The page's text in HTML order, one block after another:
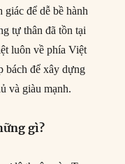
giác để dễ bề hành
tự thân đã tồn tại
luôn về phía Việt
bách để xây dựng
và giàu mạnh.
gì?